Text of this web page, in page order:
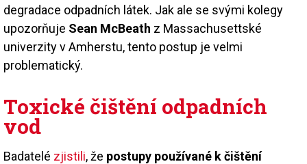
degradace odpadních látek. Jak ale se svými kolegy
upozorňuje Sean McBeath z Massachusettské
univerzity v Amherstu, tento postup je velmi
problematický.
Toxické čištění odpadních
vod
Badatelé zjistili, že postupy používané k čištění